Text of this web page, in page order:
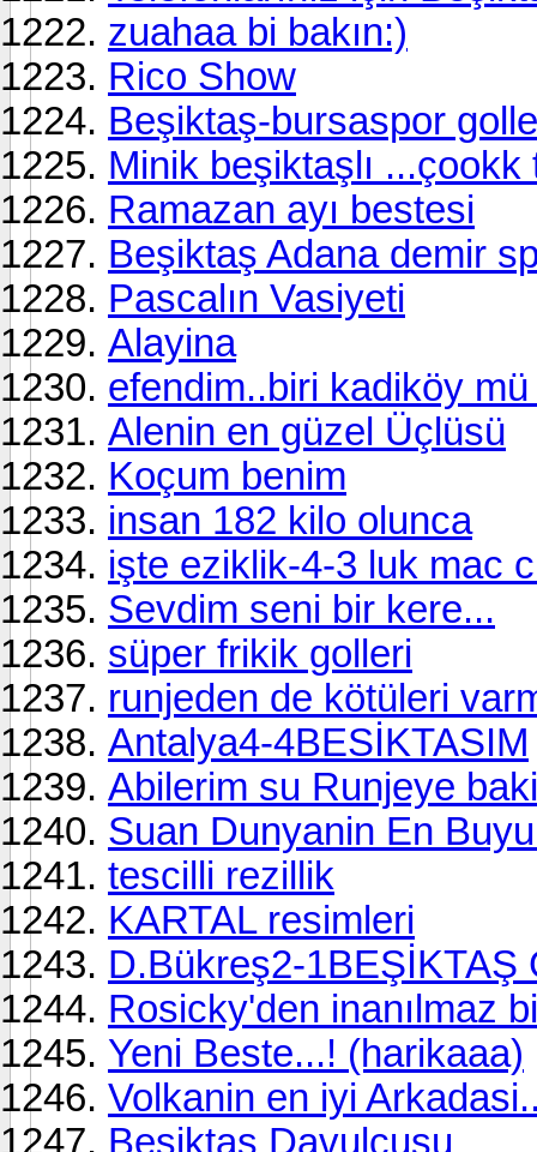
zuahaa bi bakın:)
Rico Show
Beşiktaş-bursaspor
Minik beşiktaşlı ...çookk
Ramazan ayı bestesi
Beşiktaş Adana demir
Pascalın Vasiyeti
Alayina
efendim..biri kadiköy
Alenin en güzel Üçlüsü
Koçum benim
insan 182 kilo olunca
işte eziklik-4-3 luk mac
Sevdim seni bir kere...
süper frikik golleri
runjeden de kötüleri
Antalya4-4BESİKTASIM
Abilerim su Runjeye
Suan Dunyanin En
tescilli rezillik
KARTAL resimleri
D.Bükreş2-1BEŞİKTAŞ
Rosicky'den inanılmaz
Yeni Beste...! (harikaaa)
Volkanin en iyi
Besiktas Davulcusu